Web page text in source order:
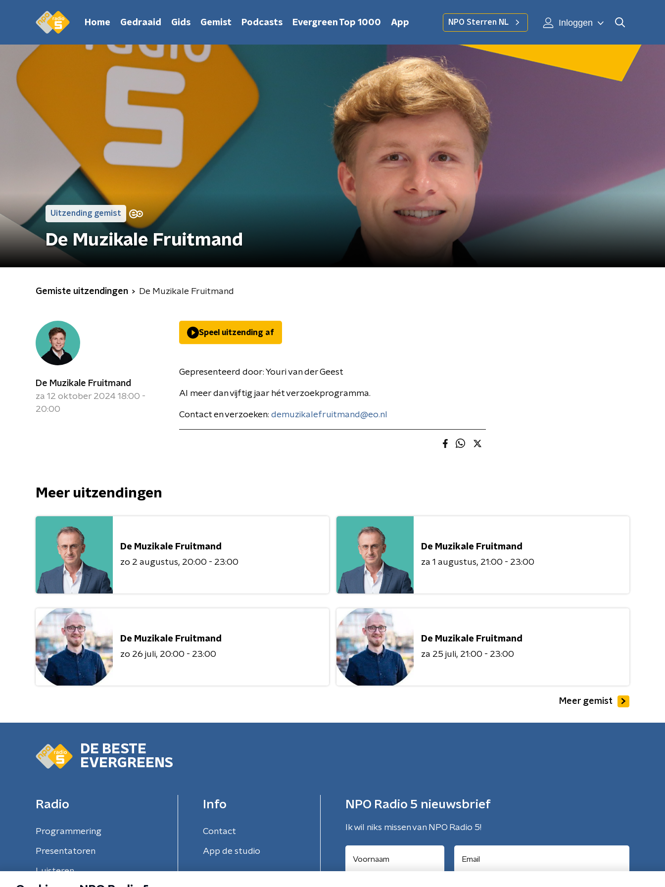
Home Gedraaid Gids Gemist Podcasts Evergreen Top 1000 App NPO Sterren NL Inloggen
Uitzending gemist
De Muzikale Fruitmand
Gemiste uitzendingen De Muzikale Fruitmand
De Muzikale Fruitmand
za 12 oktober 2024 18:00 -
20:00
Speel uitzending af
Gepresenteerd door: Youri van der Geest
Al meer dan vijftig jaar hét verzoekprogramma.
Contact en verzoeken: demuzikalefruitmand@eo.nl
Meer uitzendingen
De Muzikale Fruitmand
zo 2 augustus 20:00 - 23:00
De Muzikale Fruitmand
za 1 augustus 21:00 - 23:00
De Muzikale Fruitmand
zo 26 juli 20:00 - 23:00
De Muzikale Fruitmand
za 25 juli 21:00 - 23:00
Meer gemist
DE BESTE
EVERGREENS
Radio
Programmering
Presentatoren
Luisteren
Info
Contact
App de studio
NPO Radio 5 nieuwsbrief
Ik wil niks missen van NPO Radio 5!